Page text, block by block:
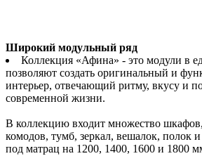
Широкий модульный ряд
Коллекция «Афина» - это модули в
позволяют создать оригинальный и
интерьер, отвечающий ритму, вкусу и
современной жизни.
В коллекцию входит множество
комодов, тумб, зеркал, вешалок, полок
под матрац на 1200, 1400, 1600 и 1800